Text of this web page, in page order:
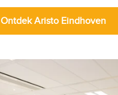
Ontdek Aristo Eindhoven